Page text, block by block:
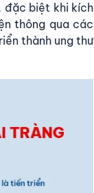
đặc biệt khi kích
thông qua các
thành ung thư